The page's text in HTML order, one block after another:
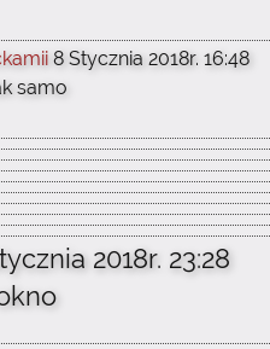
8 Stycznia 2018r. 16:48
samo
2018r. 23:28